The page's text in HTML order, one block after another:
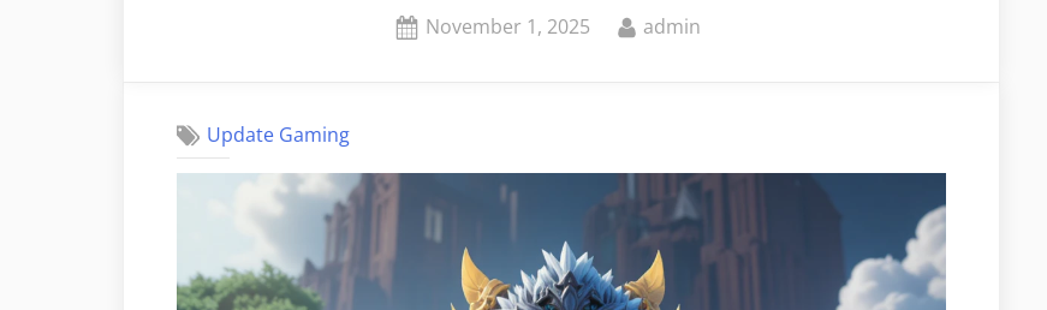
Posted
November 1, 2025 By
admin
Update Gaming